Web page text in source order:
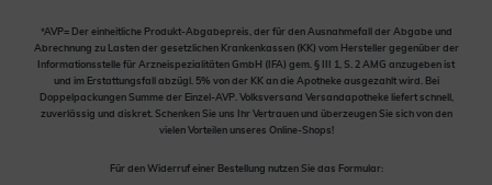
*AVP= Der einheitliche Produkt-Abgabepreis, der für den Ausnahmefall der Abgabe und
Abrechnung zu Lasten der gesetzlichen Krankenkassen (KK) vom Hersteller gegenüber der
Informationsstelle für Arzneispezialitäten GmbH (IFA) gem. § III 1, S. 2 AMG anzugeben ist
und im Erstattungsfall abzügl. 5% von der KK an die Apotheke ausgezahlt wird. Bei
Doppelpackungen Summe der Einzel-AVP. Volksversand Versandapotheke liefert schnell,
zuverlässig und diskret. Schenken Sie uns Ihr Vertrauen und überzeugen Sie sich von den
vielen Vorteilen unseres Online-Shops!
Für den Widerruf einer Bestellung nutzen Sie das Formular: